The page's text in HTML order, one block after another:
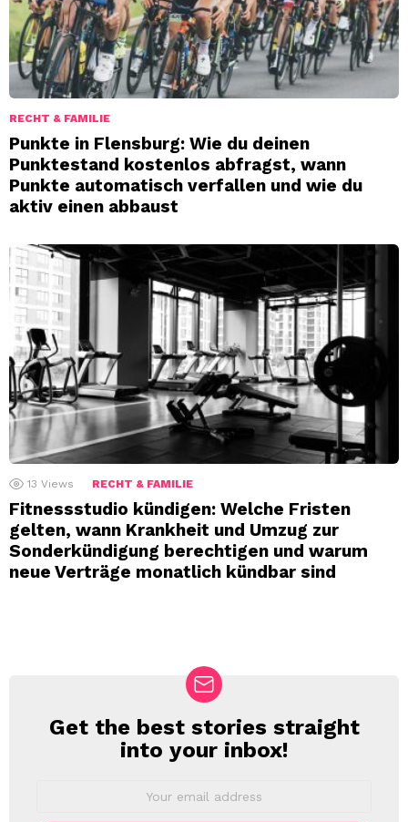
RECHT & FAMILIE
Punkte in Flensburg: Wie du deinen
Punktestand kostenlos abfragst, wann
Punkte automatisch verfallen und wie du
aktiv einen abbaust
13 Views RECHT & FAMILIE
Fitnessstudio kündigen: Welche Fristen
gelten, wann Krankheit und Umzug zur
Sonderkündigung berechtigen und warum
neue Verträge monatlich kündbar sind
NEWSLETTER
Get the best stories straight
into your inbox!